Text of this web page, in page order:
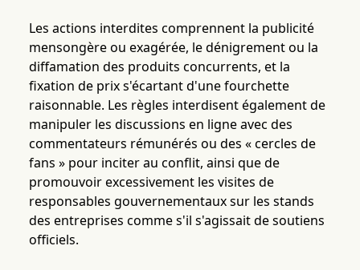
Les actions interdites comprennent la publicité
mensongère ou exagérée, le dénigrement ou la
diffamation des produits concurrents, et la
fixation de prix s'écartant d'une fourchette
raisonnable. Les règles interdisent également de
manipuler les discussions en ligne avec des
commentateurs rémunérés ou des « cercles de
fans » pour inciter au conflit, ainsi que de
promouvoir excessivement les visites de
responsables gouvernementaux sur les stands
des entreprises comme s'il s'agissait de soutiens
officiels.